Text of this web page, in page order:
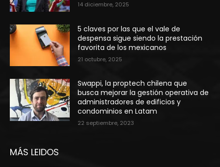
14 diciembre, 2025
5 claves por las que el vale de
despensa sigue siendo la prestación
favorita de los mexicanos
21 octubre, 2025
Swappi, la proptech chilena que
busca mejorar la gestión operativa de
administradores de edificios y
condominios en Latam
22 septiembre, 2023
MÁS LEIDOS